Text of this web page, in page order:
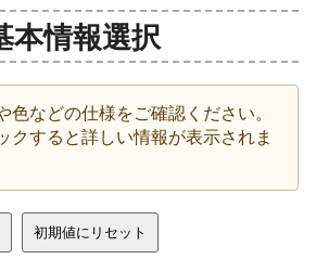
本情報選択
色などの仕様をご確認ください。
クすると詳しい情報が表示されま
初期値にリセット